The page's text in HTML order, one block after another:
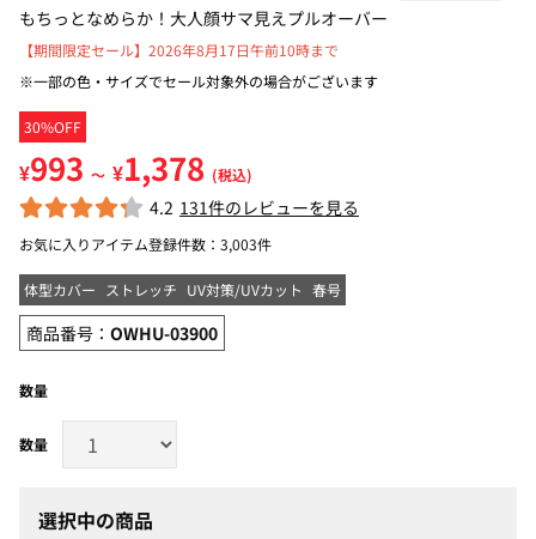
もちっとなめらか！大人顔サマ見えプルオーバー
30%OFF
【期間限定セール】2026年8月17日午前10時まで
※一部の色・サイズでセール対象外の場合がございます
¥993 ～ ¥1,378 (税込)
4.2 131件のレビューを見る
お気に入りアイテム登録件数： 3,003件
体型カバー ストレッチ UV対策/UVカット 春号
商品番号： OWHU-03900
数量
選択中の商品